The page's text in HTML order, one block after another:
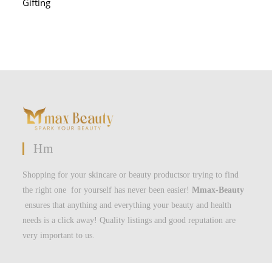
Hm
Shopping for your skincare or beauty productsor trying to find
the right one for yourself has never been easier!Mmax-Beauty
ensures that anything and everything your beauty and health
needs is a click away! Quality listings and good reputation are
very important to us.